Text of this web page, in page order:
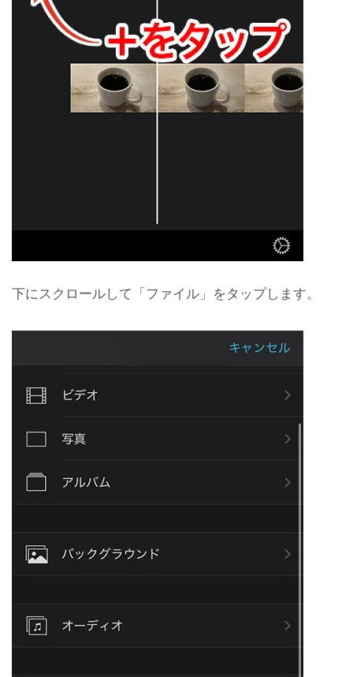
下にスクロールして「ファイル」をタップします。